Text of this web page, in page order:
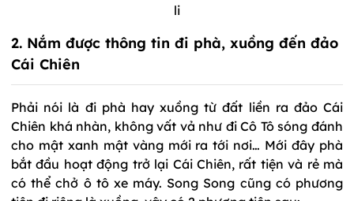
li
2. Nắm được thông tin đi phà, xuồng đến đảo
Cái Chiên
Phải nói là đi phà hay xuồng từ đất liền ra đảo Cái
Chiên khá nhàn, không vất vả như đi Cô Tô sóng đánh
cho mật xanh mật vàng mới ra tới nơi… Mới đây phà
bắt đầu hoạt động trở lại Cái Chiên, rất tiện và rẻ mà
có thể chở ô tô xe máy. Song Song cũng có phương